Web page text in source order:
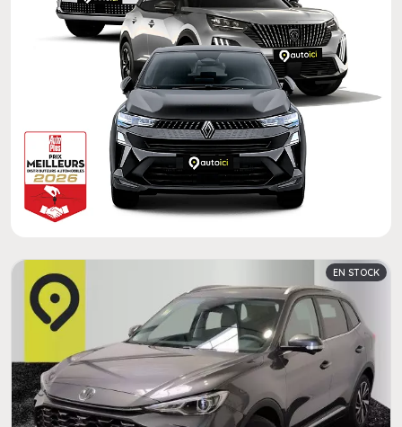
EN STOCK